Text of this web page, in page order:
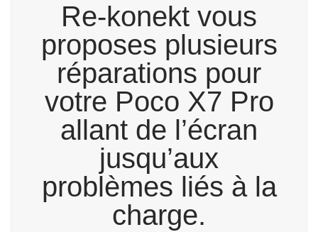
Re-konekt vous
proposes plusieurs
réparations pour
votre Poco X7 Pro
allant de l’écran
jusqu’aux
problèmes liés à la
charge.